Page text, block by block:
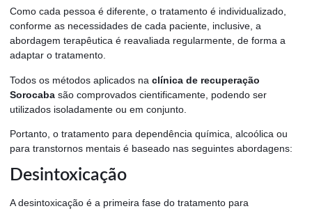
Como cada pessoa é diferente, o tratamento é individualizado,
conforme as necessidades de cada paciente, inclusive, a
abordagem terapêutica é reavaliada regularmente, de forma a
adaptar o tratamento.
Todos os métodos aplicados na clínica de recuperação
Sorocaba são comprovados cientificamente, podendo ser
utilizados isoladamente ou em conjunto.
Portanto, o tratamento para dependência química, alcoólica ou
para transtornos mentais é baseado nas seguintes abordagens:
Desintoxicação
A desintoxicação é a primeira fase do tratamento para